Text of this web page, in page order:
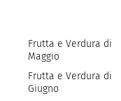
Frutta e Verdura di
Maggio
Frutta e Verdura di
Giugno